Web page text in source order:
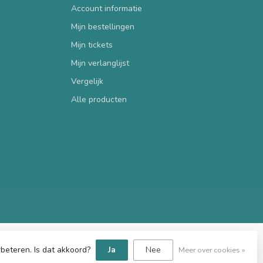
Account informatie
Mijn bestellingen
Mijn tickets
Mijn verlanglijst
Vergelijk
Alle producten
Is dat akkoord? Ja Nee Meer over cookies »